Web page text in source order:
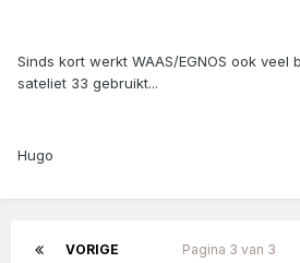
Sinds kort werkt WAAS/EGNOS ook veel
sateliet 33 gebruikt...
Hugo
VORIGE Pagina 3 van 3